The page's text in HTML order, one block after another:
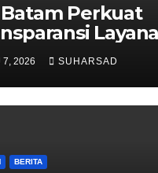
Batam Perkuat
Alokasi
Segera
7, 2026 SUHARSAD
BERITA